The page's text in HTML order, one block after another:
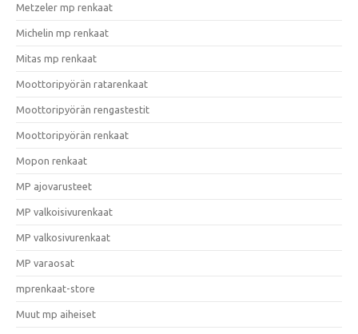
Metzeler mp renkaat
Michelin mp renkaat
Mitas mp renkaat
Moottoripyörän ratarenkaat
Moottoripyörän rengastestit
Moottoripyörän renkaat
Mopon renkaat
MP ajovarusteet
MP valkoisivurenkaat
MP valkosivurenkaat
MP varaosat
mprenkaat-store
Muut mp aiheiset